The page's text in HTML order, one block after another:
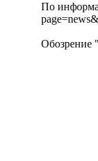
По
Обозрение